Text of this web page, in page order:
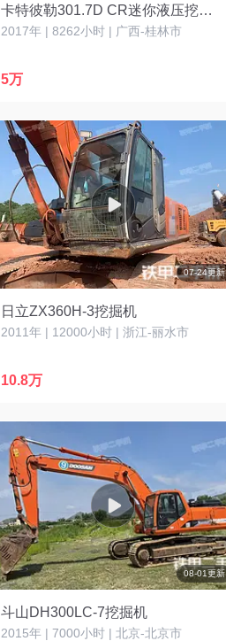
卡特彼勒301.7D CR迷你液压挖掘机
2017年 | 8262小时 | 广西-桂林市
5万
07-24更新
日立ZX360H-3挖掘机
2011年 | 12000小时 | 浙江-丽水市
10.8万
08-01更新
斗山DH300LC-7挖掘机
2015年 | 7000小时 | 北京-北京市